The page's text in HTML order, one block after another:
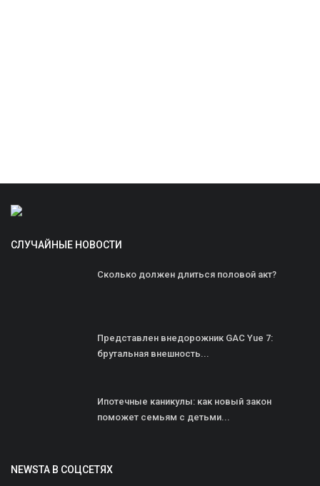
СЛУЧАЙНЫЕ НОВОСТИ
Сколько должен длиться половой акт?
Представлен внедорожник GAC Yue 7:
брутальная внешность...
Ипотечные каникулы: как новый закон
поможет семьям с детьми...
NEWSTA В СОЦСЕТЯХ